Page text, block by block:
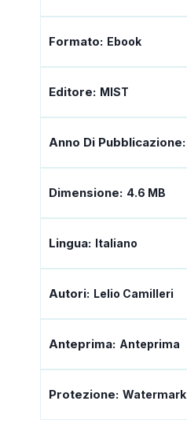
Formato: Ebook
Editore: MIST
Anno Di Pubblicazione:
Dimensione: 4.6 MB
Lingua: Italiano
Autori: Lelio Camilleri
Anteprima: Anteprima
Protezione: Watermark